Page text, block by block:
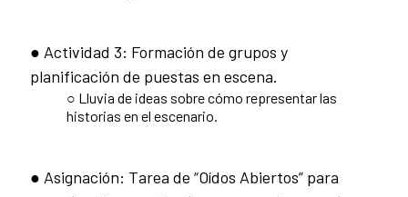
● Actividad 3: Formación de grupos y
planificación de puestas en escena.
○ Lluvia de ideas sobre cómo representar las
historias en el escenario.
● Asignación: Tarea de “Oídos Abiertos” para